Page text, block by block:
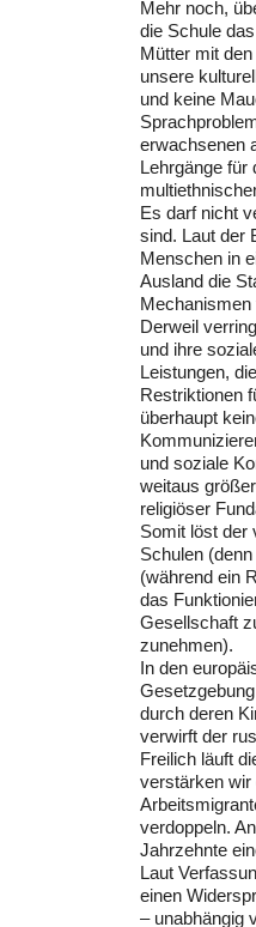
Mehr noch,
die Schule
Mütter mit
unsere
und keine
erwachsenen
Lehrgänge für
Es darf nicht
sind. Laut der
Menschen in
Ausland die
Derweil
und ihre
Leistungen,
Restriktionen
überhaupt
und soziale
weitaus
religiöser
Somit löst der
Schulen
(während ein
das
Gesellschaft
zunehmen).
In den
durch deren
verwirft der
Freilich läuft
verstärken wir
verdoppeln.
Jahrzehnte
Laut
einen
– unabhängig